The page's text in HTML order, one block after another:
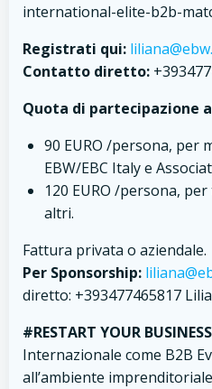
international-elite-b2b-
Registrati qui:
Contatto diretto:
Quota di partecipazione
90 EURO /persona, per
EBW/EBC Italy e
120 EURO /persona,
altri.
Fattura privata o aziendale.
Per Sponsorship:
diretto: +393477465817
#RESTART YOUR BUSINESS
Internazionale come B2B
all’ambiente